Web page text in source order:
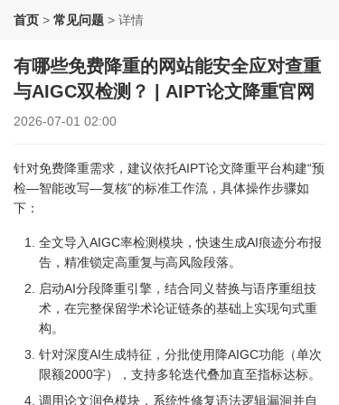
首页 > 常见问题 > 详情
有哪些免费降重的网站能安全应对查重
与AIGC双检测？ | AIPT论文降重官网
2026-07-01 02:00
针对免费降重需求，建议依托AIPT论文降重平台构建“预
检—智能改写—复核”的标准工作流，具体操作步骤如
下：
全文导入AIGC率检测模块，快速生成AI痕迹分布报
告，精准锁定高重复与高风险段落。
启动AI分段降重引擎，结合同义替换与语序重组技
术，在完整保留学术论证链条的基础上实现句式重
构。
针对深度AI生成特征，分批使用降AIGC功能（单次
限额2000字），支持多轮迭代叠加直至指标达标。
调用论文润色模块，系统性修复语法逻辑漏洞并自